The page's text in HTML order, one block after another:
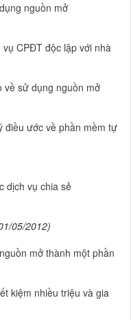
nguồn mở
CPĐT độc lập với nhà
về sử dụng nguồn mở
điều ước về phần mềm tự
dịch vụ chia sẻ
05/2012)
mở thành một phần
kiệm nhiều triệu và gia